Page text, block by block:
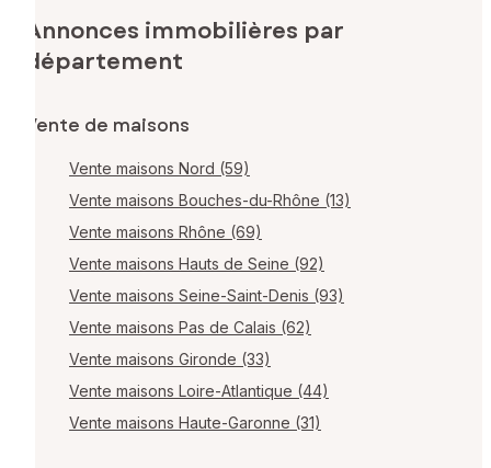
Annonces immobilières par
département
Vente de maisons
Vente maisons Nord (59)
Vente maisons Bouches-du-Rhône (13)
Vente maisons Rhône (69)
Vente maisons Hauts de Seine (92)
Vente maisons Seine-Saint-Denis (93)
Vente maisons Pas de Calais (62)
Vente maisons Gironde (33)
Vente maisons Loire-Atlantique (44)
Vente maisons Haute-Garonne (31)